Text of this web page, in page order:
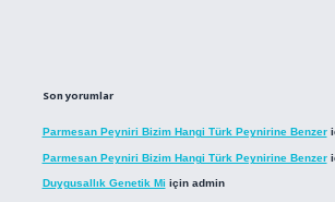
Son yorumlar
Parmesan Peyniri Bizim Hangi Türk Peynirine Benzer
Parmesan Peyniri Bizim Hangi Türk Peynirine Benzer
Duygusallık Genetik Mi için admin